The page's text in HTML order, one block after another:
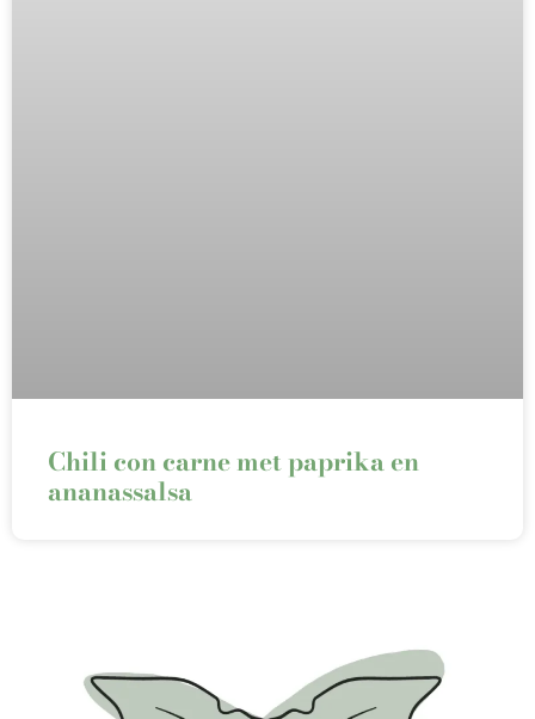
Chili con carne met paprika en
ananassalsa⁠